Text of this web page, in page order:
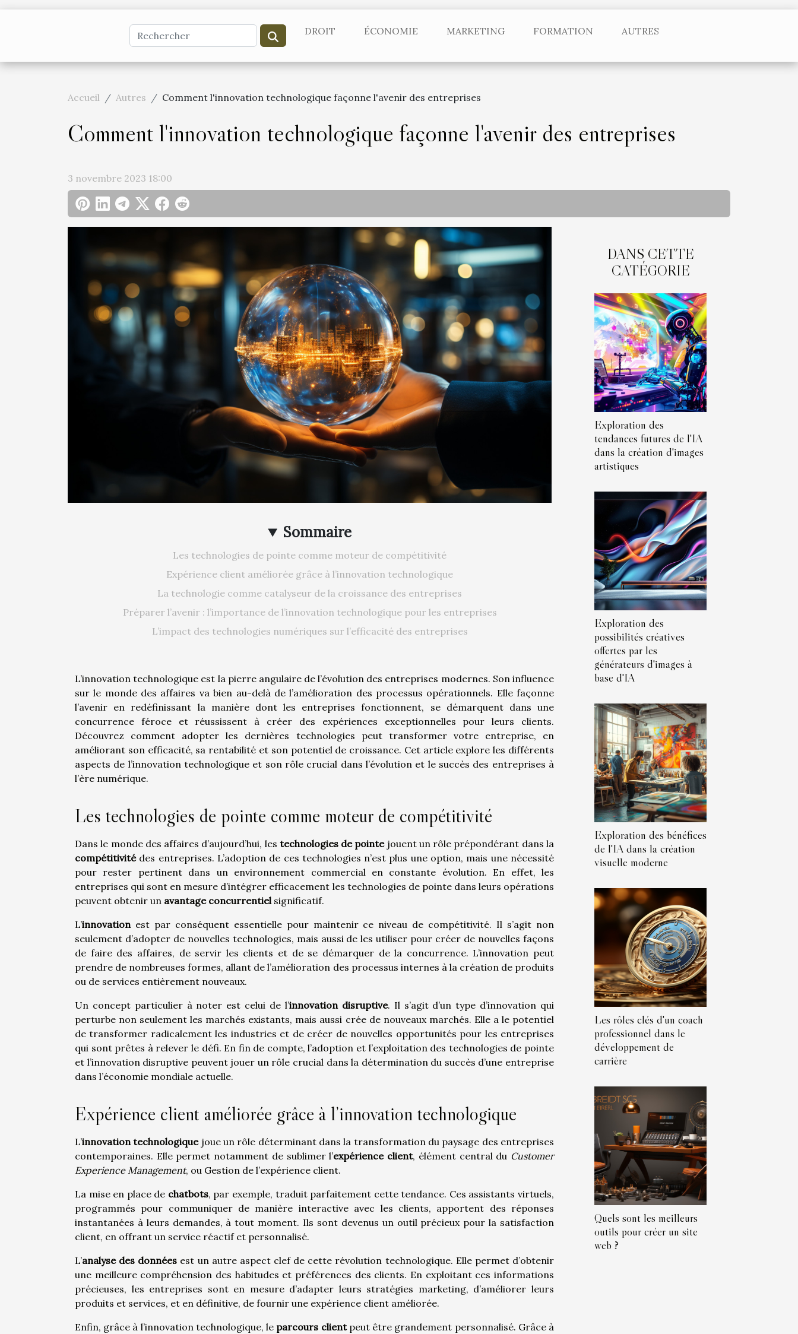
DROIT ÉCONOMIE MARKETING FORMATION AUTRES
Accueil Autres Comment l'innovation technologique façonne l'avenir des entreprises
Comment l'innovation technologique façonne l'avenir des entreprises
3 novembre 2023 18:00
Sommaire
Les technologies de pointe comme moteur de compétitivité
Expérience client améliorée grâce à l’innovation technologique
La technologie comme catalyseur de la croissance des entreprises
Préparer l’avenir : l’importance de l’innovation technologique pour les entreprises
L’impact des technologies numériques sur l’efficacité des entreprises
L’innovation technologique est la pierre angulaire de l’évolution des entreprises modernes. Son influence
sur le monde des affaires va bien au-delà de l’amélioration des processus opérationnels. Elle façonne
l’avenir en redéfinissant la manière dont les entreprises fonctionnent, se démarquent dans une
concurrence féroce et réussissent à créer des expériences exceptionnelles pour leurs clients.
Découvrez comment adopter les dernières technologies peut transformer votre entreprise, en
améliorant son efficacité, sa rentabilité et son potentiel de croissance. Cet article explore les différents
aspects de l’innovation technologique et son rôle crucial dans l’évolution et le succès des entreprises à
l’ère numérique.
Les technologies de pointe comme moteur de compétitivité
Dans le monde des affaires d’aujourd’hui, les technologies de pointejouent un rôle prépondérant dans la
compétitivitédes entreprises. L’adoption de ces technologies n’est plus une option, mais une nécessité
pour rester pertinent dans un environnement commercial en constante évolution. En effet, les
entreprises qui sont en mesure d’intégrer efficacement les technologies de pointe dans leurs opérations
peuvent obtenir un avantage concurrentielsignificatif.
L’innovationest par conséquent essentielle pour maintenir ce niveau de compétitivité. Il s’agit non
seulement d’adopter de nouvelles technologies, mais aussi de les utiliser pour créer de nouvelles façons
de faire des affaires, de servir les clients et de se démarquer de la concurrence. L’innovation peut
prendre de nombreuses formes, allant de l’amélioration des processus internes à la création de produits
ou de services entièrement nouveaux.
Un concept particulier à noter est celui de l’innovation disruptive. Il s’agit d’un type d’innovation qui
perturbe non seulement les marchés existants, mais aussi crée de nouveaux marchés. Elle a le potentiel
de transformer radicalement les industries et de créer de nouvelles opportunités pour les entreprises
qui sont prêtes à relever le défi. En fin de compte, l’adoption et l’exploitation des technologies de pointe
et l’innovation disruptive peuvent jouer un rôle crucial dans la détermination du succès d’une entreprise
dans l’économie mondiale actuelle.
Expérience client améliorée grâce à l’innovation technologique
L’innovation technologiquejoue un rôle déterminant dans la transformation du paysage des entreprises
contemporaines. Elle permet notamment de sublimer l’expérience client, élément central du Customer
Experience Management, ou Gestion de l’expérience client.
La mise en place de chatbots, par exemple, traduit parfaitement cette tendance. Ces assistants virtuels,
programmés pour communiquer de manière interactive avec les clients, apportent des réponses
instantanées à leurs demandes, à tout moment. Ils sont devenus un outil précieux pour la satisfaction
client, en offrant un service réactif et personnalisé.
L’analyse des données est un autre aspect clef de cette révolution technologique. Elle permet d’obtenir
une meilleure compréhension des habitudes et préférences des clients. En exploitant ces informations
précieuses, les entreprises sont en mesure d’adapter leurs stratégies marketing, d’améliorer leurs
produits et services, et en définitive, de fournir une expérience client améliorée.
Enfin, grâce à l’innovation technologique, le parcours clientpeut être grandement personnalisé. Grâce à
DANS CETTE
CATÉGORIE
Exploration des
tendances futures de l'IA
dans la création d'images
artistiques
Exploration des
possibilités créatives
offertes par les
générateurs d'images à
base d'IA
Exploration des bénéfices
de l'IA dans la création
visuelle moderne
Les rôles clés d'un coach
professionnel dans le
développement de
carrière
Quels sont les meilleurs
outils pour créer un site
web ?